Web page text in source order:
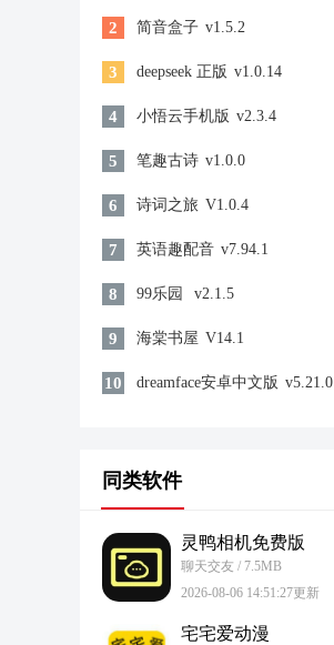
2 简音盒子 v1.5.2
3 deepseek 正版 v1.0.14
4 小悟云手机版 v2.3.4
5 笔趣古诗 v1.0.0
6 诗词之旅 V1.0.4
7 英语趣配音 v7.94.1
8 99乐园 v2.1.5
9 海棠书屋 V14.1
10 dreamface安卓中文版 v5.21.0
同类软件
灵鸭相机免费版
聊天交友 / 7.5MB
2026-08-06 14:51:27更新
宅宅爱动漫